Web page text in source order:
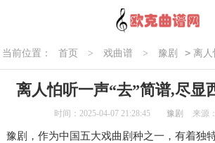
当前位置： 首页 > 戏曲谱 > 豫剧 > 离人
离人怕听一声“去”简谱,尽显
时间：2025-04-07 21:28:45 豫剧 来源
豫剧，作为中国五大戏曲剧种之一，有着独